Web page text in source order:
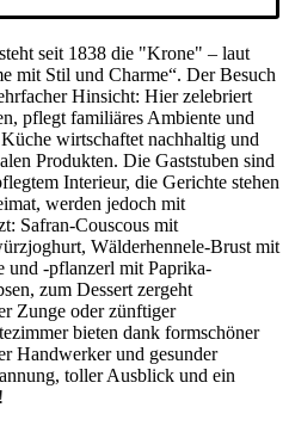
seit 1838 die "Krone" – laut
mit Stil und Charme“. Der Besuch
Hinsicht: Hier zelebriert
pflegt familiäres Ambiente und
wirtschaftet nachhaltig und
Produkten. Die Gaststuben sind
Interieur, die Gerichte stehen
werden jedoch mit
Safran-Couscous mit
Wälderhennele-Brust mit
und -pflanzerl mit Paprika-
zum Dessert zergeht
Zunge oder zünftiger
bieten dank formschöner
Handwerker und gesunder
toller Ausblick und ein